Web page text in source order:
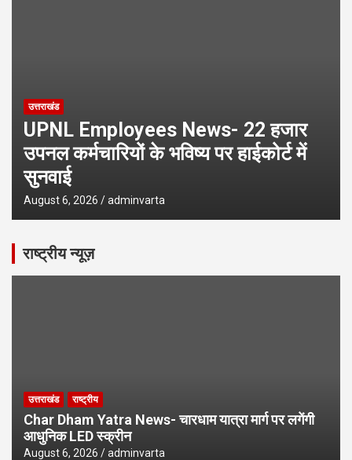
उत्तराखंड
UPNL Employees News- 22 हजार
उपनल कर्मचारियों के भविष्य पर हाईकोर्ट में
सुनवाई
August 6, 2026 adminvarta
राष्ट्रीय न्यूज़
उत्तराखंड राष्ट्रीय
Char Dham Yatra News- चारधाम यात्रा मार्ग पर लगेंगी
आधुनिक LED स्क्रीन
August 6, 2026 adminvarta